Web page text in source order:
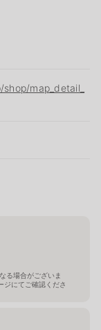
map_detail_
る場合がございま
ジにてご確認くださ